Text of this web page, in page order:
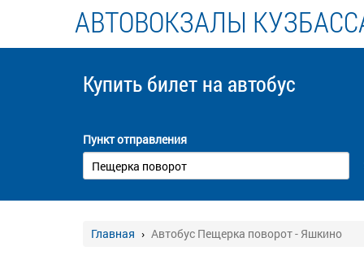
АВТОВОКЗАЛЫ
Купить билет на автобус
Пункт отправления
Главная Автобус Пещерка поворот - Яшкино